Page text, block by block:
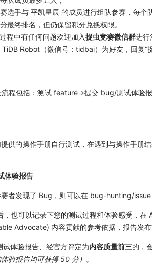
选手与 平凯星辰 的成员进行组队参赛，每
最终排名，但仍保留积分兑换权限。
程中有任何问题欢迎加入捉虫竞赛微信群进行
Robot（微信号：tidbai）为好友，回复“
流程包括：测试 feature->提交 bug/测试体验
供的操作手册自行测试，在遇到与操作手
体验报告
者发现了 Bug，则可以在 bug-hunting/issue
，也可以记录下您的测试过程和体验感受，
Advocate) 内容贡献的参考依据，报告发
体验报告、经官方评定为内容质量前三的，
验报告均可获得 50 分） 。